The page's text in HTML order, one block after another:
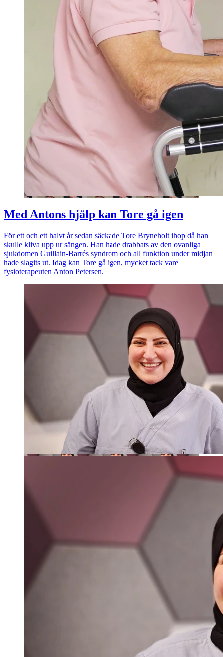
Med Antons hjälp kan Tore gå igen
För ett och ett halvt år sedan säckade Tore Bryneholt ihop då han
skulle kliva upp ur sängen. Han hade drabbats av den ovanliga
sjukdomen Guillain-Barrés syndrom och all funktion under midjan
hade slagits ut. Idag kan Tore gå igen, mycket tack vare
fysioterapeuten Anton Petersen.